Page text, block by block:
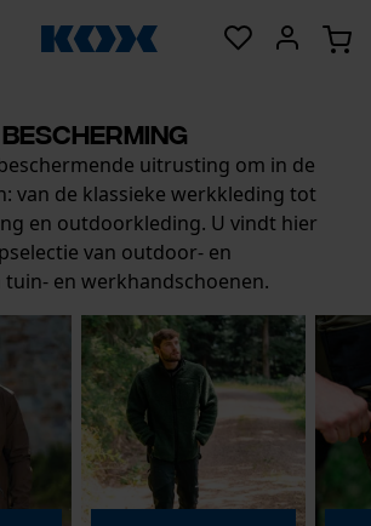
uitrusting om in de
van de klassieke werkkleding tot
en outdoorkleding. U vindt hier
van outdoor- en
en werkhandschoenen.